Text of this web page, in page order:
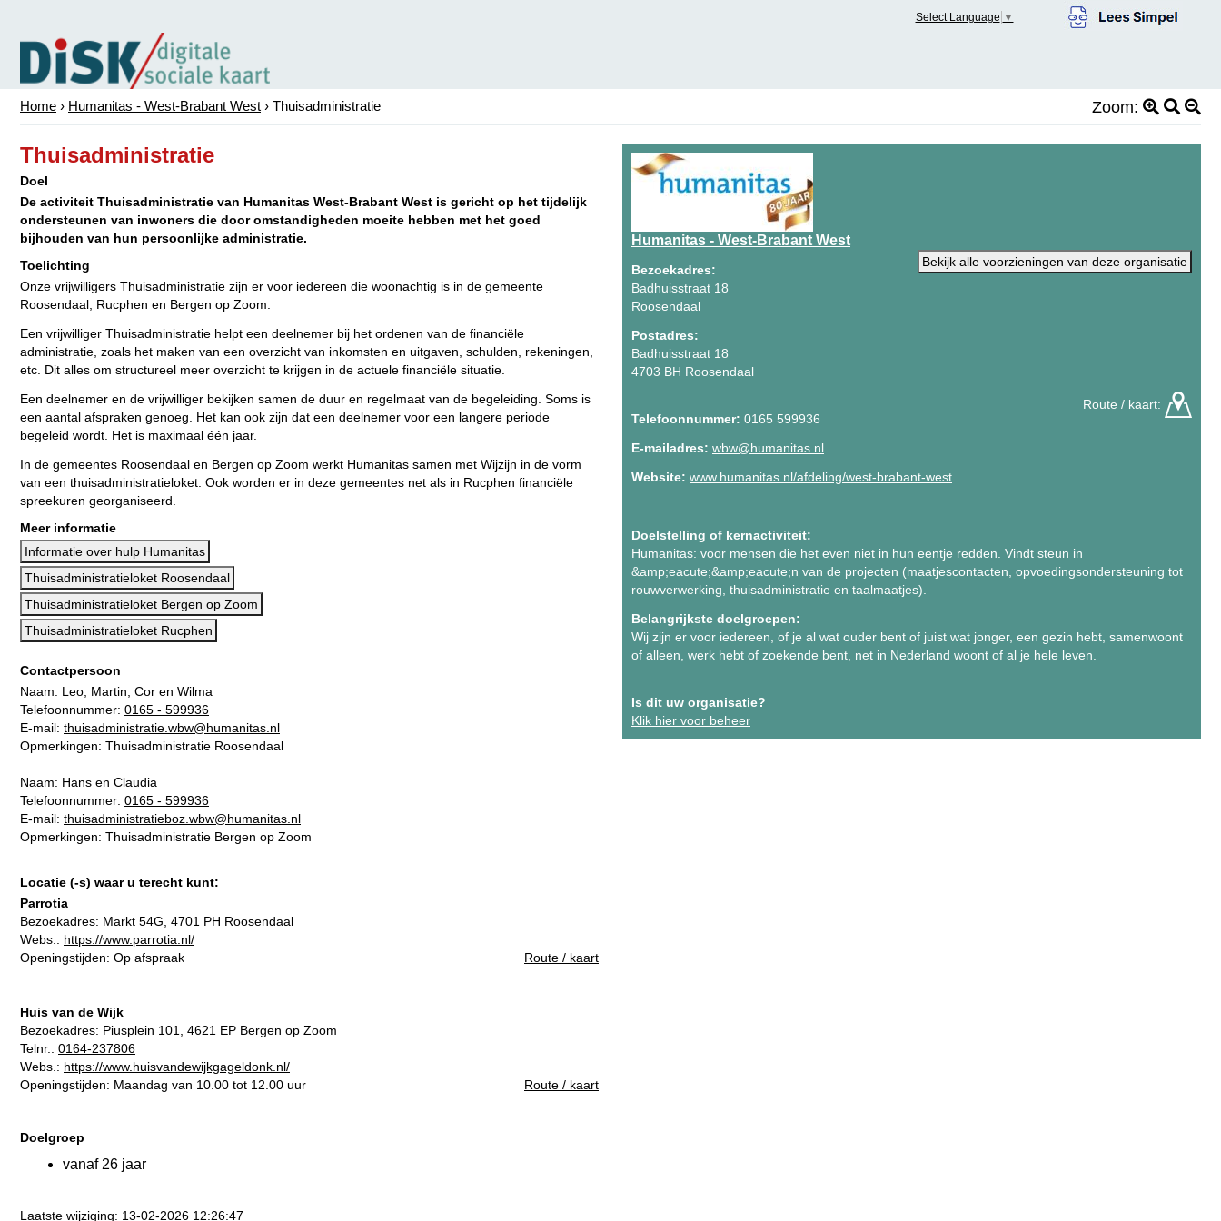
Select Language ▼
Home › Humanitas - West-Brabant West › Thuisadministratie Zoom:
Thuisadministratie
Doel
De activiteit Thuisadministratie van Humanitas West-Brabant West is gericht op het tijdelijk
ondersteunen van inwoners die door omstandigheden moeite hebben met het goed
bijhouden van hun persoonlijke administratie.
Toelichting
Onze vrijwilligers Thuisadministratie zijn er voor iedereen die woonachtig is in de gemeente
Roosendaal, Rucphen en Bergen op Zoom.
Een vrijwilliger Thuisadministratie helpt een deelnemer bij het ordenen van de financiële
administratie, zoals het maken van een overzicht van inkomsten en uitgaven, schulden, rekeningen,
etc. Dit alles om structureel meer overzicht te krijgen in de actuele financiële situatie.
Een deelnemer en de vrijwilliger bekijken samen de duur en regelmaat van de begeleiding. Soms is
een aantal afspraken genoeg. Het kan ook zijn dat een deelnemer voor een langere periode
begeleid wordt. Het is maximaal één jaar.
In de gemeentes Roosendaal en Bergen op Zoom werkt Humanitas samen met Wijzijn in de vorm
van een thuisadministratieloket. Ook worden er in deze gemeentes net als in Rucphen financiële
spreekuren georganiseerd.
Meer informatie
Informatie over hulp Humanitas
Thuisadministratieloket Roosendaal
Thuisadministratieloket Bergen op Zoom
Thuisadministratieloket Rucphen
Contactpersoon
Naam: Leo, Martin, Cor en Wilma
Telefoonnummer: 0165 - 599936
E-mail: thuisadministratie.wbw@humanitas.nl
Opmerkingen: Thuisadministratie Roosendaal
Naam: Hans en Claudia
Telefoonnummer: 0165 - 599936
E-mail: thuisadministratieboz.wbw@humanitas.nl
Opmerkingen: Thuisadministratie Bergen op Zoom
Locatie (-s) waar u terecht kunt:
Parrotia
Bezoekadres: Markt 54G, 4701 PH Roosendaal
Webs.: https://www.parrotia.nl/
Openingstijden: Op afspraak
Route / kaart
Huis van de Wijk
Bezoekadres: Piusplein 101, 4621 EP Bergen op Zoom
Telnr.: 0164-237806
Webs.: https://www.huisvandewijkgageldonk.nl/
Openingstijden: Maandag van 10.00 tot 12.00 uur
Route / kaart
Doelgroep
vanaf 26 jaar
Laatste wijziging: 13-02-2026 12:26:47
Humanitas - West-Brabant West
Bekijk alle voorzieningen van deze organisatie
Bezoekadres:
Badhuisstraat 18
Roosendaal
Postadres:
Badhuisstraat 18
4703 BH Roosendaal
Route / kaart:
Telefoonnummer: 0165 599936
E-mailadres: wbw@humanitas.nl
Website: www.humanitas.nl/afdeling/west-brabant-west
Doelstelling of kernactiviteit:
Humanitas: voor mensen die het even niet in hun eentje redden. Vindt steun in
&amp;eacute;&amp;eacute;n van de projecten (maatjescontacten, opvoedingsondersteuning tot
rouwverwerking, thuisadministratie en taalmaatjes).
Belangrijkste doelgroepen:
Wij zijn er voor iedereen, of je al wat ouder bent of juist wat jonger, een gezin hebt, samenwoont
of alleen, werk hebt of zoekende bent, net in Nederland woont of al je hele leven.
Is dit uw organisatie?
Klik hier voor beheer